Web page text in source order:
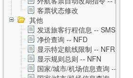
客票状态修改
其他
发送旅客行程信息 -- SMS
净价查询 -- NFD
显示特定航线限制 -- NFR
显示规则总则 -- NFN
国家/城市/机场信息查询 -- CNTZ